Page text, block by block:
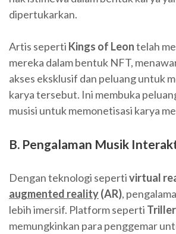
dipertukarkan.
Artis seperti Kings of Leontelah
mereka dalam bentuk NFT,
akses eksklusif dan peluang untuk
karya tersebut. Ini membuka
musisi untuk memonetisasi karya
B. Pengalaman Musik
Dengan teknologi sepertivirtual
augmented reality(AR),
lebih imersif. Platform seperti Triller
memungkinkan para penggemar